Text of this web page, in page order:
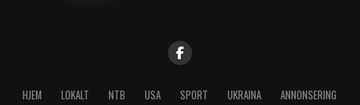
HJEM LOKALT NTB USA SPORT UKRAINA
ANNONSERING